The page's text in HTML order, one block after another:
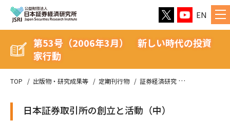
EN
TOP 出版物・研究成果等 定期刊行物 証券経済研究
第53号（2006年3月） 新しい時代の投資
家行動
日本証券取引所の創立と活動（中）